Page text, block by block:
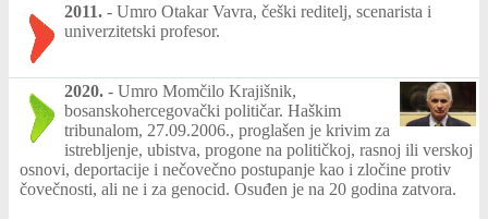
2011. - Umro Otakar Vavra, češki reditelj, scenarista i
univerzitetski profesor.
2020. - Umro Momčilo Krajišnik,
bosanskohercegovački političar. Haškim
tribunalom, 27.09.2006., proglašen je krivim za
istrebljenje, ubistva, progone na političkoj, rasnoj ili verskoj
osnovi, deportacije i nečovečno postupanje kao i zločine protiv
čovečnosti, ali ne i za genocid. Osuđen je na 20 godina zatvora.